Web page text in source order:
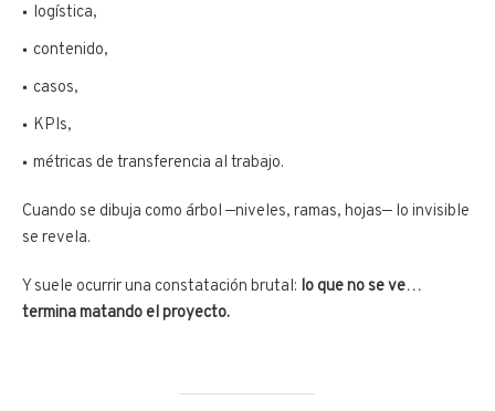
logística,
contenido,
casos,
KPIs,
métricas de transferencia al trabajo.
Cuando se dibuja como árbol —niveles, ramas, hojas— lo invisible
se revela.
Y suele ocurrir una constatación brutal: lo que no se ve…
termina matando el proyecto.